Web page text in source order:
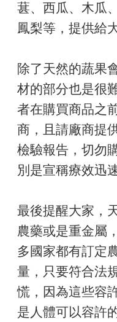
葚、西瓜、木瓜
鳳梨等，提供給
除了天然的蔬果
材的部分也是很
者在購買商品之
商，且請廠商提
檢驗報告，切勿
別是宣稱療效迅
最後提醒大家，
農藥或是重金屬
多國家都有訂定
量，只要符合法
慌，因為這些容
是人體可以容許